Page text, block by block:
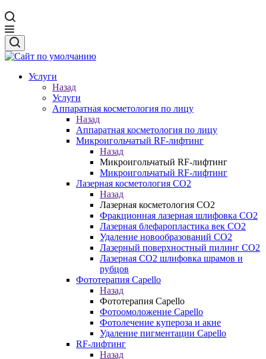
Услуги
Назад
Услуги
Аппаратная косметология по лицу
Назад
Аппаратная косметология по лицу
Микроигольчатый RF-лифтинг
Назад
Микроигольчатый RF-лифтинг
Микроигольчатый RF-лифтинг
Лазерная косметология CO2
Назад
Лазерная косметология CO2
Фракционная лазерная шлифовка CO2
Лазерная блефаропластика век CO2
Удаление новообразований CO2
Лазерный поверхностный пилинг СО2
Лазерная CO2 шлифовка шрамов и
рубцов
Фототерапия Capello
Назад
Фототерапия Capello
Фотоомоложение Capello
Фотолечение купероза и акне
Удаление пигментации Capello
RF-лифтинг
Назад